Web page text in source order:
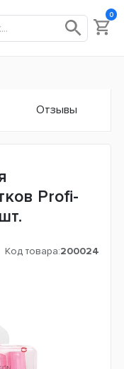
0
Отзывы
Profi-
Код товара:200024